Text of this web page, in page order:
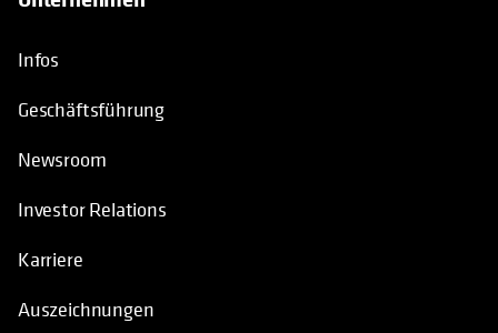
Infos
Geschäftsführung
Newsroom
Investor Relations
Karriere
Auszeichnungen